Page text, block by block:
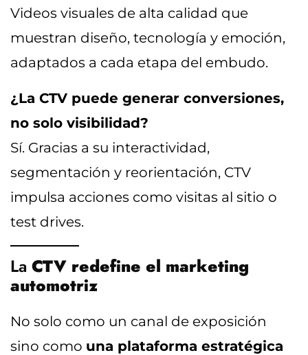
Videos visuales de alta calidad que
muestran diseño, tecnología y emoción,
adaptados a cada etapa del embudo.
¿La CTV puede generar conversiones,
no solo visibilidad?
Sí. Gracias a su interactividad,
segmentación y reorientación, CTV
impulsa acciones como visitas al sitio o
test drives.
La CTV redefine el marketing
automotriz
No solo como un canal de exposición
sino como una plataforma estratégica